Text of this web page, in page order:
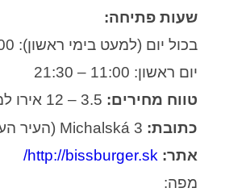
שעות פתיחה:
בכול יום (למעט בימי ראשון): 11:00 – 23:00
יום ראשון: 11:00 – 21:30
טווח מחירים:
כתובת:
אתר: http://bissburger.sk/
מפה: